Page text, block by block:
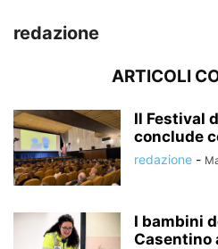
redazione
ARTICOLI
Il Festival
conclude
redazione -
I bambini
Casentino